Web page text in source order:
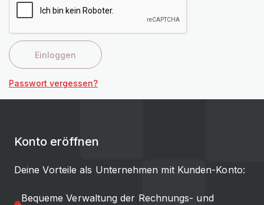
Einloggen
Passwort vergessen?
Konto eröffnen
Deine Vorteile als Unternehmen mit Kunden-Konto:
Bequeme Verwaltung der Rechnungs- und